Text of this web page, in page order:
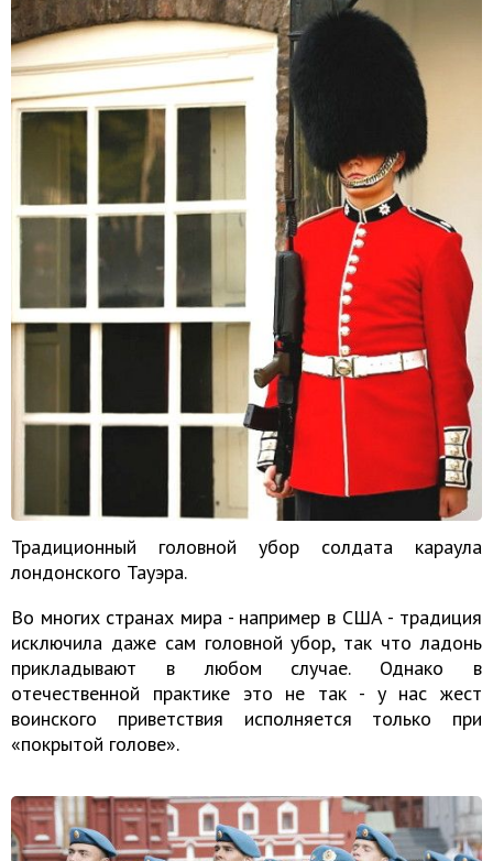
Традиционный головной убор солдата караула
лондонского Тауэра.
Во многих странах мира - например в США - традиция
исключила даже сам головной убор, так что ладонь
прикладывают в любом случае. Однако в
отечественной практике это не так - у нас жест
воинского приветствия исполняется только при
«покрытой голове».